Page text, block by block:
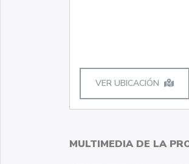
VER UBICACIÓN
MULTIMEDIA DE LA